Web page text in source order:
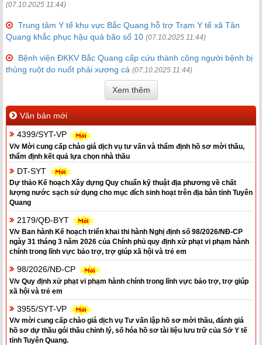
(07.10.2025 11:44)
Trung tâm Y tế khu vực Bắc Quang hỗ trợ Trạm Y tế xã Tân
Quang khắc phục hậu quả bão số 10 (07.10.2025 11:44)
Bệnh viện ĐKKV Bắc Quang cấp cứu thành công người bệnh bị
thủng ruột do nuốt phải xương cá (07.10.2025 11:44)
Xem thêm
Văn bản mới
4399/SYT-VP
V/v Mời cung cấp chào giá dịch vụ tư vấn và thẩm định hồ sơ mời thầu,
thẩm định kết quả lựa chọn nhà thầu
DT-SYT
Dự thảo Kế hoạch Xây dựng Quy chuẩn kỹ thuật địa phương về chất
lượng nước sạch sử dụng cho mục đích sinh hoạt trên địa bàn tỉnh Tuyên
Quang
2179/QĐ-BYT
V/v Ban hành Kế hoạch triển khai thi hành Nghị định số 98/2026/NĐ-CP
ngày 31 tháng 3 năm 2026 của Chính phủ quy định xử phạt vi phạm hành
chính trong lĩnh vực bảo trợ, trợ giúp xã hội và trẻ em
98/2026/NĐ-CP
V/v Quy định xử phạt vi phạm hành chính trong lĩnh vực bảo trợ, trợ giúp
xã hội và trẻ em
3955/SYT-VP
V/v mời cung cấp chào giá dịch vụ Tư vấn lập hồ sơ mời thầu, đánh giá
hồ sơ dự thầu gói thầu chỉnh lý, số hóa hồ sơ tài liệu lưu trữ của Sở Y tế
tỉnh Tuyên Quang.